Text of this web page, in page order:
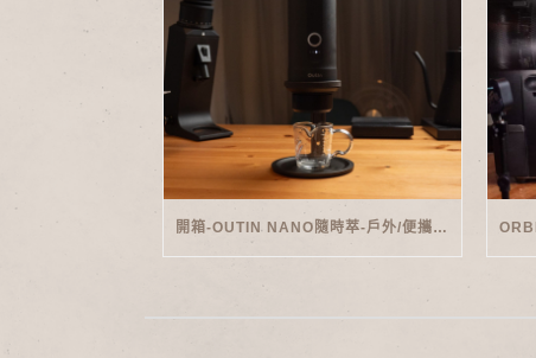
開箱-OUTIN NANO隨時萃-戶外/便攜義式機